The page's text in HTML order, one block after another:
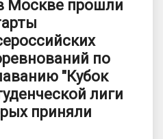
Москве прошли
по
"Кубок
лиги
приняли